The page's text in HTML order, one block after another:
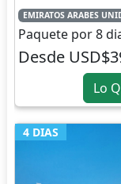
EMIRATOS ARABES
Paquete por 8
Desde
Lo
4 DIAS